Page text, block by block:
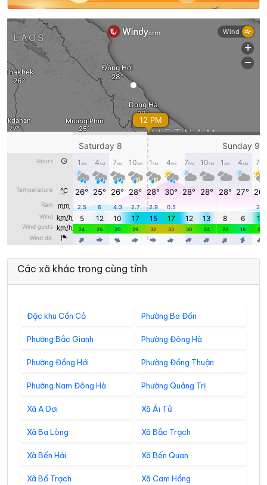
Các xã khác trong cùng tỉnh
Đặc khu Cồn Cỏ Phường Ba Đồn
Phường Bắc Gianh Phường Đông Hà
Phường Đồng Hới Phường Đồng Thuận
Phường Nam Đông Hà Phường Quảng Trị
Xã A Dơi Xã Ái Tử
Xã Ba Lòng Xã Bắc Trạch
Xã Bến Hải Xã Bến Quan
Xã Bố Trạch Xã Cam Hồng